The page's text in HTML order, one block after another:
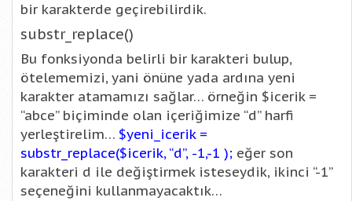
bir karakterde geçirebilirdik.
substr_replace()
Bu fonksiyonda belirli bir karakteri bulup,
ötelememizi, yani önüne yada ardına yeni
karakter atamamızı sağlar… örneğin $icerik =
“abce” biçiminde olan içeriğimize “d” harfi
yerleştirelim… $yeni_icerik =
substr_replace($icerik, “d”, -1,-1 ); eğer son
karakteri d ile değiştirmek isteseydik, ikinci “-1”
seçeneğini kullanmayacaktık…